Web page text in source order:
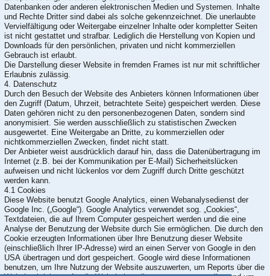
Datenbanken oder anderen elektronischen Medien und Systemen. Inhalte
und Rechte Dritter sind dabei als solche gekennzeichnet. Die unerlaubte
Vervielfältigung oder Weitergabe einzelner Inhalte oder kompletter Seiten
ist nicht gestattet und strafbar. Lediglich die Herstellung von Kopien und
Downloads für den persönlichen, privaten und nicht kommerziellen
Gebrauch ist erlaubt.
Die Darstellung dieser Website in fremden Frames ist nur mit schriftlicher
Erlaubnis zulässig.
4. Datenschutz
Durch den Besuch der Website des Anbieters können Informationen über
den Zugriff (Datum, Uhrzeit, betrachtete Seite) gespeichert werden. Diese
Daten gehören nicht zu den personenbezogenen Daten, sondern sind
anonymisiert. Sie werden ausschließlich zu statistischen Zwecken
ausgewertet. Eine Weitergabe an Dritte, zu kommerziellen oder
nichtkommerziellen Zwecken, findet nicht statt.
Der Anbieter weist ausdrücklich darauf hin, dass die Datenübertragung im
Internet (z.B. bei der Kommunikation per E-Mail) Sicherheitslücken
aufweisen und nicht lückenlos vor dem Zugriff durch Dritte geschützt
werden kann.
4.1 Cookies
Diese Website benutzt Google Analytics, einen Webanalysedienst der
Google Inc. („Google“). Google Analytics verwendet sog. „Cookies“,
Textdateien, die auf Ihrem Computer gespeichert werden und die eine
Analyse der Benutzung der Website durch Sie ermöglichen. Die durch den
Cookie erzeugten Informationen über Ihre Benutzung dieser Website
(einschließlich Ihrer IP-Adresse) wird an einen Server von Google in den
USA übertragen und dort gespeichert. Google wird diese Informationen
benutzen, um Ihre Nutzung der Website auszuwerten, um Reports über die